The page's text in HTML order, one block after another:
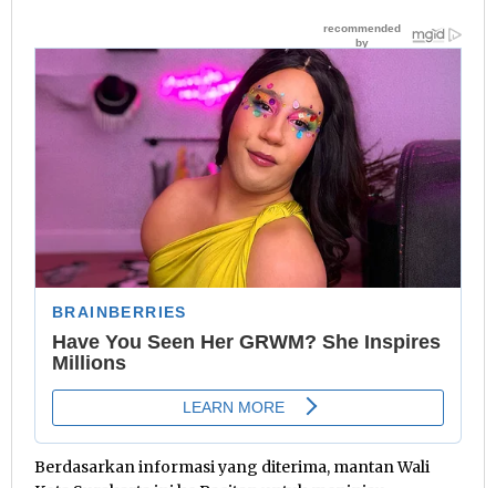
Berdasarkan informasi yang diterima, mantan Wali